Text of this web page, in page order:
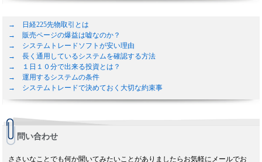
→ 日経225先物取引とは
→ 販売ページの爆益は嘘なのか？
→ システムトレードソフトが安い理由
→ 長く通用しているシステムを確認する方法
→ １日１０分で出来る投資とは？
→ 運用するシステムの条件
→ システムトレードで決めておく大切な約束事
問い合わせ
ささいなことでも何か聞いてみたいことがありましたらお気軽にメールでお